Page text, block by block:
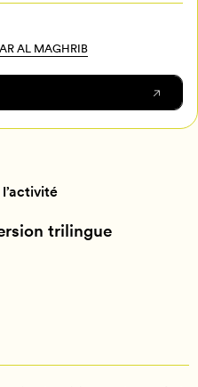
AL MAGHRIB
trilingue